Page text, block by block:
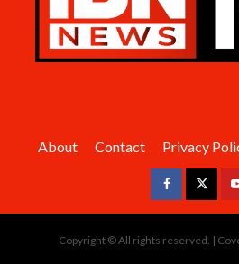
About Contact Privacy
Facebook
Copyright © All rights reserved. |